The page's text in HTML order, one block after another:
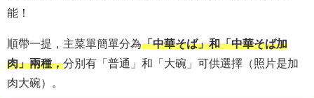
能！
順帶一提，主菜單簡單分為「中華そば」和「中華そば加
肉」兩種，分別有「普通」和「大碗」可供選擇（照片是加
肉大碗）。